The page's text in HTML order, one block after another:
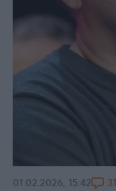
01.02.2026, 15:42 31